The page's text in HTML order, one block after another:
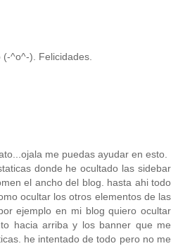
^o^-). Felicidades.
me puedas ayudar en esto.
donde he ocultado las sidebar
el ancho del blog. hasta ahi todo
ocultar los otros elementos de las
ejemplo en mi blog quiero ocultar
hacia arriba y los banner que me
he intentado de todo pero no me